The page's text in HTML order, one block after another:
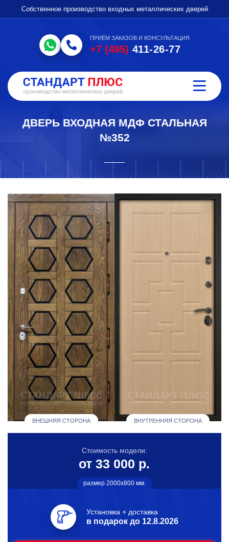
Собственное производство входных металлических дверей
ПРИЁМ ЗАКАЗОВ И КОНСУЛЬТАЦИЯ
+7 (495) 411-26-77
ДВЕРЬ ВХОДНАЯ МДФ СТАЛЬНАЯ
№352
ВНЕШНЯЯ СТОРОНА ВНУТРЕННЯЯ СТОРОНА
Стоимость модели:
от 33 000 р.
размер 2000х800 мм.
Установка + доставка
в подарок до 12.8.2026